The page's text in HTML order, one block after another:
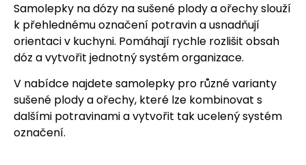
Samolepky na dózy na sušené plody a ořechy slouží
k přehlednému označení potravin a usnadňují
orientaci v kuchyni. Pomáhají rychle rozlišit obsah
dóz a vytvořit jednotný systém organizace.
V nabídce najdete samolepky pro různé varianty
sušené plody a ořechy, které lze kombinovat s
dalšími potravinami a vytvořit tak ucelený systém
označení.